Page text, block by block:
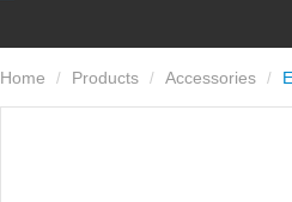
Home / Products / Accessories /